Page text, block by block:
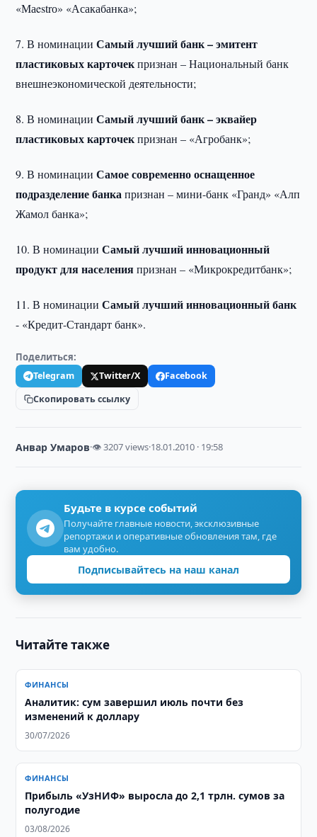
«Маestrо» «Асакабанка»;
7. В номинацииСамый лучший банк – эмитент
пластиковых карточекпризнан – Национальный банк
внешнеэкономической деятельности;
8. В номинации Самый лучший банк – эквайер
пластиковых карточекпризнан – «Агробанк»;
9. В номинацииСамое современно оснащенное
подразделение банкапризнан – мини-банк «Гранд» «Алп
Жамол банка»;
10. В номинацииСамый лучший инновационный
продукт для населенияпризнан – «Микрокредитбанк»;
11. В номинацииСамый лучший инновационный банк
- «Кредит-Стандарт банк».
Поделиться:
Telegram Twitter/X
Facebook
Скопировать ссылку
Анвар Умаров·👁 3207 views·18.01.2010 · 19:58
Будьте в курсе событий
Получайте главные новости, эксклюзивные
репортажи и оперативные обновления там, где
вам удобно.
Подписывайтесь на наш канал
Читайте также
ФИНАНСЫ
Аналитик: сум завершил июль почти без
изменений к доллару
30/07/2026
ФИНАНСЫ
Прибыль «УзНИФ» выросла до 2,1 трлн. сумов за
полугодие
03/08/2026